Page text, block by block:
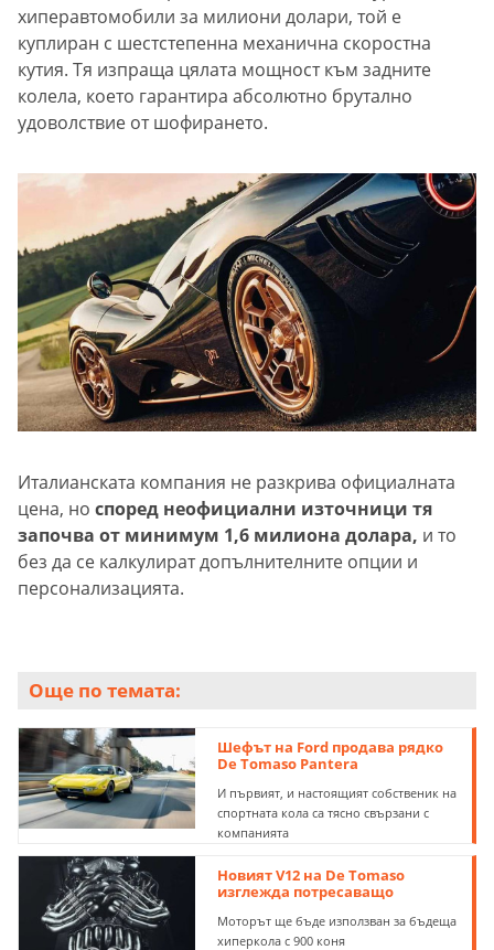
хиперавтомобили за милиони долари, той е
куплиран с шестстепенна механична скоростна
кутия. Тя изпраща цялата мощност към задните
колела, което гарантира абсолютно брутално
удоволствие от шофирането.
Италианската компания не разкрива официалната
цена, но според неофициални източници тя
започва от минимум 1,6 милиона долара, и то
без да се калкулират допълнителните опции и
персонализацията.
Още по темата:
Шефът на Ford продава рядко
De Tomaso Pantera
И първият, и настоящият собственик на
спортната кола са тясно свързани с
компанията
Новият V12 на De Tomaso
изглежда потресаващо
Моторът ще бъде използван за бъдеща
хиперкола с 900 коня